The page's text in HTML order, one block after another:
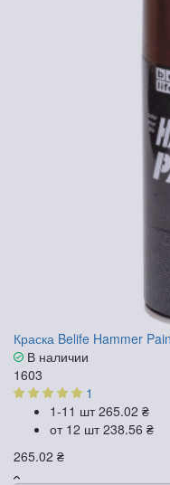
Краска Belife Hammer
В наличии
1603
1
1-11 шт265.02 ₴
от 12 шт238.56 ₴
265.02 ₴